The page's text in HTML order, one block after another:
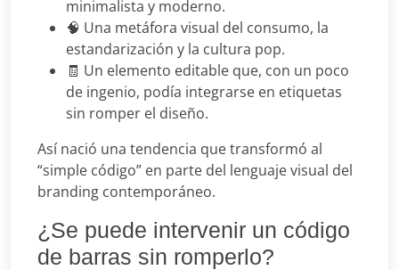
minimalista y moderno.
🧠 Una metáfora visual del consumo, la
estandarización y la cultura pop.
🧾 Un elemento editable que, con un poco
de ingenio, podía integrarse en etiquetas
sin romper el diseño.
Así nació una tendencia que transformó al
“simple código” en parte del lenguaje visual del
branding contemporáneo.
¿Se puede intervenir un código
de barras sin romperlo?